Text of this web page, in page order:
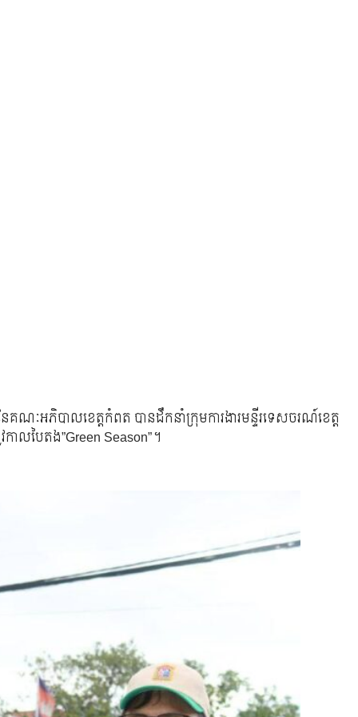
ៈអភិបាលខេត្តកំពត បានដឹកនាំក្រុមការងារមន្ទីរទេសចរណ៍ខេត្ត
ាលបៃតង”Green Season”។